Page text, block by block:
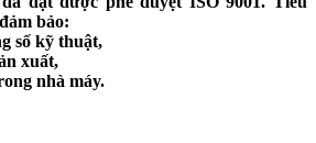
bảo:
số kỹ thuật,
xuất,
nhà máy.